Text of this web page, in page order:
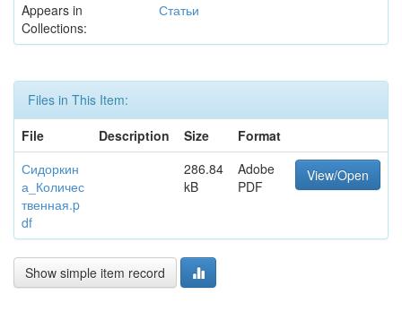
Appears in
Collections:
Статьи
Files in This Item:
File
Description Size
Format
Сидоркин
а_Количес
твенная.p
df
286.84
kB
Adobe
PDF
View/Open
Show simple item record